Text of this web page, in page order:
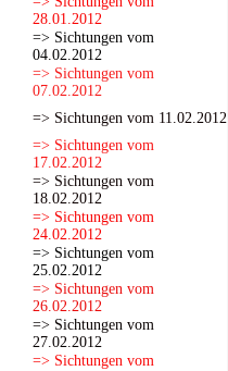
28.01.2012
=> Sichtungen vom
04.02.2012
=> Sichtungen vom
07.02.2012
=> Sichtungen vom 11.02.2012
=> Sichtungen vom
17.02.2012
=> Sichtungen vom
18.02.2012
=> Sichtungen vom
24.02.2012
=> Sichtungen vom
25.02.2012
=> Sichtungen vom
26.02.2012
=> Sichtungen vom
27.02.2012
=> Sichtungen vom